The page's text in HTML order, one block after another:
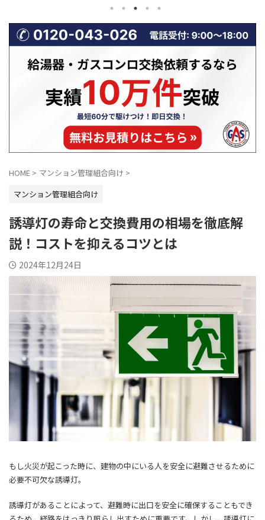
常に多いの
水栓の開
詰まりな
決できる原
この記事
に多く、修理相談の中でも上位を占め
ます。 排水できない状態が続くと、洗
浄不良だけでなく、悪臭・水漏れ・本
体故障につながる恐れもあります。
一方で、原因の多くは「詰まり」など
の比較的単純なトラブルであり、正し
い手順を踏めば自分で解決できるケー
スも少なくありません。 この記事で
は、食洗機の排水エラーや水が抜けな
い原因を一つずつ具体的に解説 ...
不完全燃焼
あることも
場は、換気
って、ガス
やすい時期
に相 ...
HOME > マンション管理組合向け >
マンション管理組合向け
誘導灯の寿命と交換費用の相場を徹底解
説！コストを抑えるコツとは
2024年12月24日
もし火災が起こった時に、建物の中にいる人を安全に避難させるために
必要不可欠な誘導灯。
誘導灯があることによって、避難時に出口を安全に確保することもでき